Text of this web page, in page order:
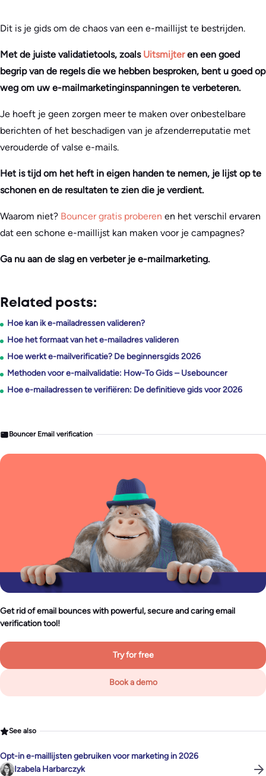
Dit is je gids om de chaos van een e-maillijst te bestrijden.
Met de juiste validatietools, zoals Uitsmijteren een goed
begrip van de regels die we hebben besproken, bent u goed op
weg om uw e-mailmarketinginspanningen te verbeteren.
Je hoeft je geen zorgen meer te maken over onbestelbare
berichten of het beschadigen van je afzenderreputatie met
verouderde of valse e-mails.
Het is tijd om het heft in eigen handen te nemen, je lijst op te
schonen en de resultaten te zien die je verdient.
Waarom niet? Bouncer gratis proberen en het verschil ervaren
dat een schone e-maillijst kan maken voor je campagnes?
Ga nu aan de slag en verbeter je e-mailmarketing.
Related posts:
Hoe kan ik e-mailadressen valideren?
Hoe het formaat van het e-mailadres valideren
Hoe werkt e-mailverificatie? De beginnersgids 2026
Methoden voor e-mailvalidatie: How-To Gids – Usebouncer
Hoe e-mailadressen te verifiëren: De definitieve gids voor 2026
Bouncer Email verification
Get rid of email bounces with powerful, secure and caring email
verification tool!
Try for free
Book a demo
See also
Opt-in e-maillijsten gebruiken voor marketing in 2026
Izabela Harbarczyk